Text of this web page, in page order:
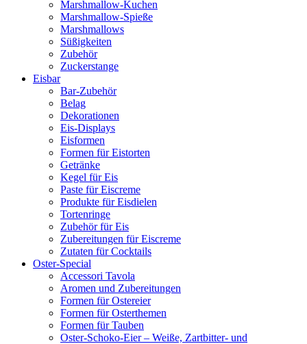
Marshmallow-Kuchen
Marshmallow-Spieße
Marshmallows
Süßigkeiten
Zubehör
Zuckerstange
Eisbar
Bar-Zubehör
Belag
Dekorationen
Eis-Displays
Eisformen
Formen für Eistorten
Getränke
Kegel für Eis
Paste für Eiscreme
Produkte für Eisdielen
Tortenringe
Zubehör für Eis
Zubereitungen für Eiscreme
Zutaten für Cocktails
Oster-Special
Accessori Tavola
Aromen und Zubereitungen
Formen für Ostereier
Formen für Osterthemen
Formen für Tauben
Oster-Schoko-Eier – Weiße, Zartbitter- und